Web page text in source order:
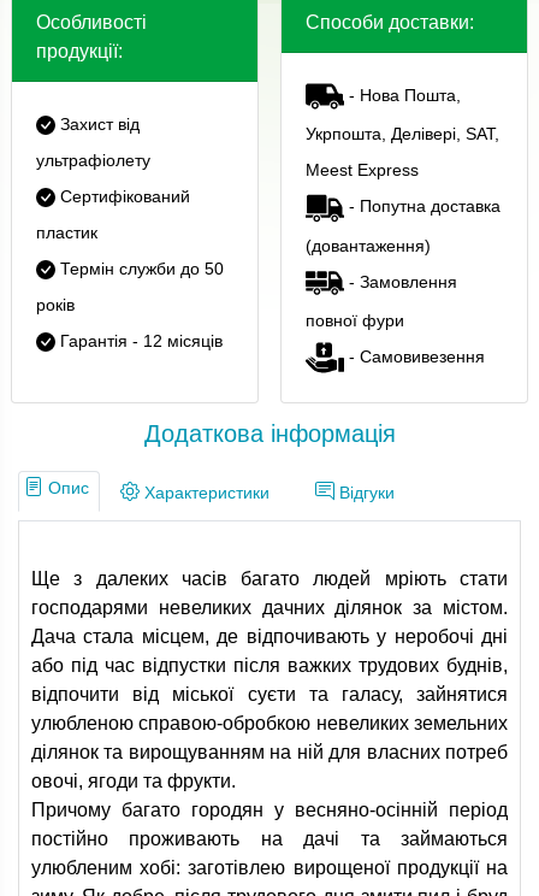
Особливості
продукції:
Захист від
ультрафіолету
Сертифікований
пластик
Термін служби до 50
років
Гарантія - 12 місяців
Способи доставки:
- Нова Пошта,
Укрпошта, Делівері, SAT,
Meest Express
- Попутна доставка
(довантаження)
- Замовлення
повної фури
- Самовивезення
Додаткова інформація
Опис Характеристики Відгуки
Ще з далеких часів багато людей мріють стати
господарями невеликих дачних ділянок за містом.
Дача стала місцем, де відпочивають у неробочі дні
або під час відпустки після важких трудових буднів,
відпочити від міської суєти та галасу, зайнятися
улюбленою справою-обробкою невеликих земельних
ділянок та вирощуванням на ній для власних потреб
овочі, ягоди та фрукти.
Причому багато городян у весняно-осінній період
постійно проживають на дачі та займаються
улюбленим хобі: заготівлею вирощеної продукції на